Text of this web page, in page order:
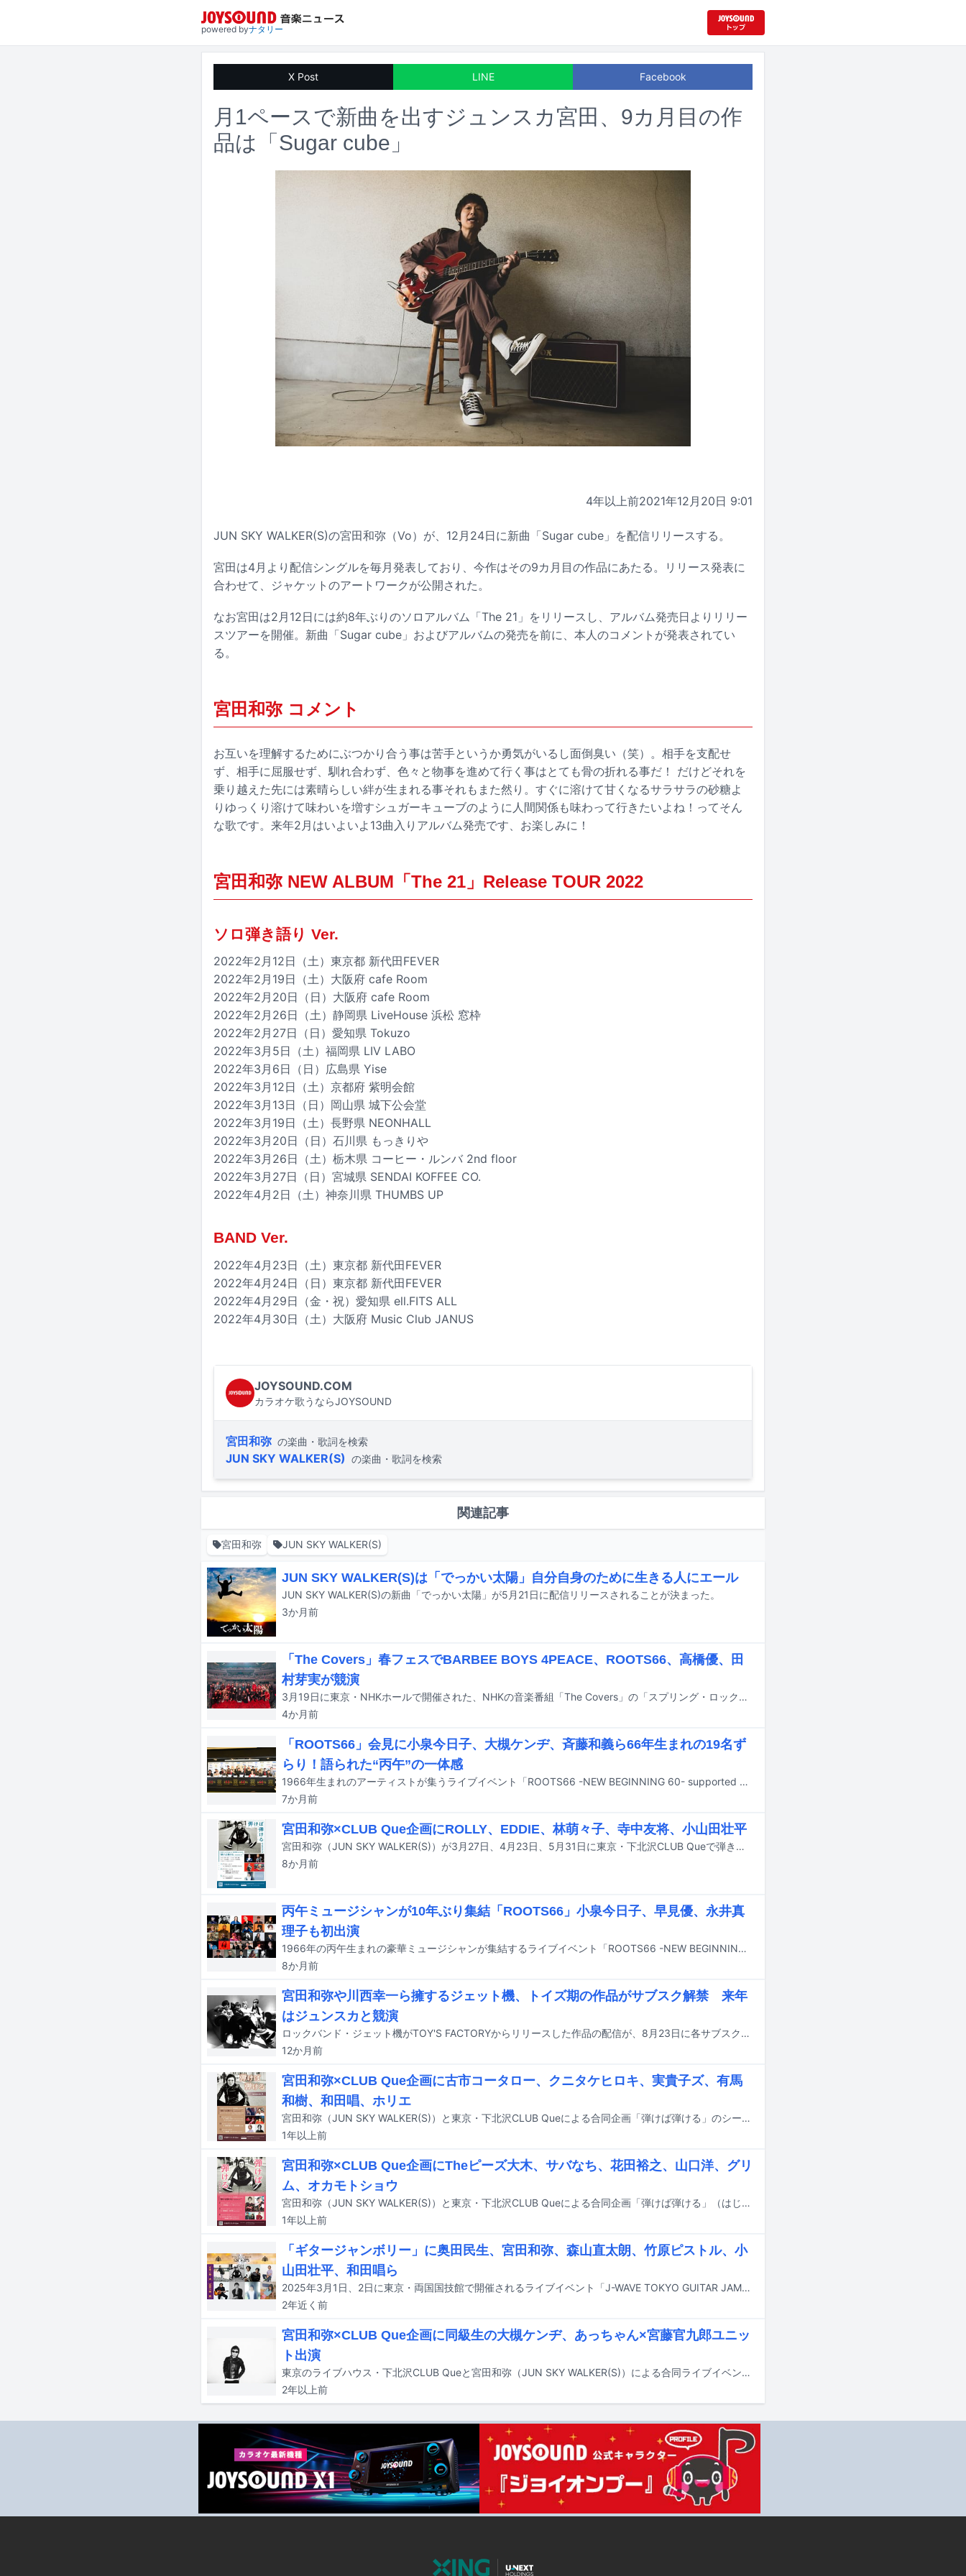
powered byナタリー
X Post LINE Facebook
月1ペースで新曲を出すジュンスカ宮田、9カ月目の作
品は「Sugar cube」
4年以上前2021年12月20日 9:01
JUN SKY WALKER(S)の宮田和弥（Vo）が、12月24日に新曲「Sugar cube」を配信リリースする。
宮田は4月より配信シングルを毎月発表しており、今作はその9カ月目の作品にあたる。リリース発表に
合わせて、ジャケットのアートワークが公開された。
なお宮田は2月12日には約8年ぶりのソロアルバム「The 21」をリリースし、アルバム発売日よりリリー
スツアーを開催。新曲「Sugar cube」およびアルバムの発売を前に、本人のコメントが発表されてい
る。
宮田和弥 コメント
お互いを理解するためにぶつかり合う事は苦手というか勇気がいるし面倒臭い（笑）。相手を支配せ
ず、相手に屈服せず、馴れ合わず、色々と物事を進めて行く事はとても骨の折れる事だ！ だけどそれを
乗り越えた先には素晴らしい絆が生まれる事それもまた然り。すぐに溶けて甘くなるサラサラの砂糖よ
りゆっくり溶けて味わいを増すシュガーキューブのように人間関係も味わって行きたいよね！ってそん
な歌です。来年2月はいよいよ13曲入りアルバム発売です、お楽しみに！
宮田和弥 NEW ALBUM「The 21」Release TOUR 2022
ソロ弾き語り Ver.
2022年2月12日（土）東京都 新代田FEVER
2022年2月19日（土）大阪府 cafe Room
2022年2月20日（日）大阪府 cafe Room
2022年2月26日（土）静岡県 LiveHouse 浜松 窓枠
2022年2月27日（日）愛知県 Tokuzo
2022年3月5日（土）福岡県 LIV LABO
2022年3月6日（日）広島県 Yise
2022年3月12日（土）京都府 紫明会館
2022年3月13日（日）岡山県 城下公会堂
2022年3月19日（土）長野県 NEONHALL
2022年3月20日（日）石川県 もっきりや
2022年3月26日（土）栃木県 コーヒー・ルンバ 2nd floor
2022年3月27日（日）宮城県 SENDAI KOFFEE CO.
2022年4月2日（土）神奈川県 THUMBS UP
BAND Ver.
2022年4月23日（土）東京都 新代田FEVER
2022年4月24日（日）東京都 新代田FEVER
2022年4月29日（金・祝）愛知県 ell.FITS ALL
2022年4月30日（土）大阪府 Music Club JANUS
JOYSOUND.COM
カラオケ歌うならJOYSOUND
宮田和弥 の楽曲・歌詞を検索
JUN SKY WALKER(S) の楽曲・歌詞を検索
関連記事
宮田和弥 JUN SKY WALKER(S)
JUN SKY WALKER(S)は「でっかい太陽」自分自身のために生きる人にエール
JUN SKY WALKER(S)の新曲「でっかい太陽」が5月21日に配信リリースされることが決まった。
3か月前
「The Covers」春フェスでBARBEE BOYS 4PEACE、ROOTS66、高橋優、田
村芽実が競演
3月19日に東京・NHKホールで開催された、NHKの音楽番組「The Covers」の「スプリング・ロックフェス」が、NHK BS / BSプレミアム4Kで4月19日、26日に放送される。
4か月前
「ROOTS66」会見に小泉今日子、大槻ケンヂ、斉藤和義ら66年生まれの19名ず
らり！語られた“丙午”の一体感
1966年生まれのアーティストが集うライブイベント「ROOTS66 -NEW BEGINNING 60- supported by tabiwa」が3月に東京・東京ガーデンシアターおよび大阪・大阪城ホールで開催されることが決定。これに先駆けた記者会見が本日1月21日に東京・パレスサイド・ビルディングで行われた。
7か月前
宮田和弥×CLUB Que企画にROLLY、EDDIE、林萌々子、寺中友将、小山田壮平
宮田和弥（JUN SKY WALKER(S)）が3月27日、4月23日、5月31日に東京・下北沢CLUB Queで弾き語り企画「弾けば弾ける」のシーズン6を開催することが決定。各公演のゲストも併せて発表された。
8か月前
丙午ミュージシャンが10年ぶり集結「ROOTS66」小泉今日子、早見優、永井真
理子も初出演
1966年の丙午生まれの豪華ミュージシャンが集結するライブイベント「ROOTS66 -NEW BEGINNING 60- supported by tabiwa」が3月20日に東京・東京ガーデンシアター、3月22日に大阪・大阪城ホールで開催される。
8か月前
宮田和弥や川西幸一ら擁するジェット機、トイズ期の作品がサブスク解禁 来年
はジュンスカと競演
ロックバンド・ジェット機がTOY'S FACTORYからリリースした作品の配信が、8月23日に各サブスクリプションサービスにて開始される。
12か月前
宮田和弥×CLUB Que企画に古市コータロー、クニタケヒロキ、実貴子ズ、有馬
和樹、和田唱、ホリエ
宮田和弥（JUN SKY WALKER(S)）と東京・下北沢CLUB Queによる合同企画「弾けば弾ける」のシーズン5が、9～11月に開催される。
1年以上前
宮田和弥×CLUB Que企画にTheピーズ大木、サバなち、花田裕之、山口洋、グリ
ム、オカモトショウ
宮田和弥（JUN SKY WALKER(S)）と東京・下北沢CLUB Queによる合同企画「弾けば弾ける」（はじけばはじける）のシーズン4が、2月から3カ月連続で開催されることが決定した。
1年以上前
「ギタージャンボリー」に奥田民生、宮田和弥、森山直太朗、竹原ピストル、小
山田壮平、和田唱ら
2025年3月1日、2日に東京・両国国技館で開催されるライブイベント「J-WAVE TOKYO GUITAR JAMBOREE 2025 supported by 奥村組」の出演アーティスト第1弾が発表された。
2年近く 前
宮田和弥×CLUB Que企画に同級生の大槻ケンヂ、あっちゃん×宮藤官九郎ユニッ
ト出演
東京のライブハウス・下北沢CLUB Queと宮田和弥（JUN SKY WALKER(S)）による合同ライブイベント「弾けば弾けるVol.10」が6月27日に下北沢CLUB Queで開催される。
2年以上前